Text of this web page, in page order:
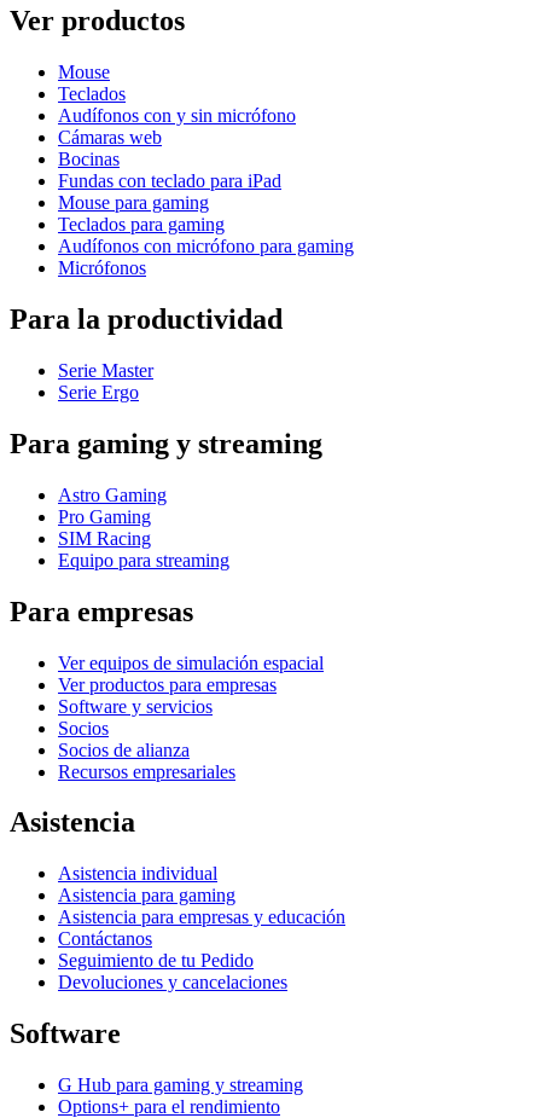
Ver productos
Mouse
Teclados
Audífonos con y sin micrófono
Cámaras web
Bocinas
Fundas con teclado para iPad
Mouse para gaming
Teclados para gaming
Audífonos con micrófono para gaming
Micrófonos
Para la productividad
Serie Master
Serie Ergo
Para gaming y streaming
Astro Gaming
Pro Gaming
SIM Racing
Equipo para streaming
Para empresas
Ver equipos de simulación espacial
Ver productos para empresas
Software y servicios
Socios
Socios de alianza
Recursos empresariales
Asistencia
Asistencia individual
Asistencia para gaming
Asistencia para empresas y educación
Contáctanos
Seguimiento de tu Pedido
Devoluciones y cancelaciones
Software
G Hub para gaming y streaming
Options+ para el rendimiento